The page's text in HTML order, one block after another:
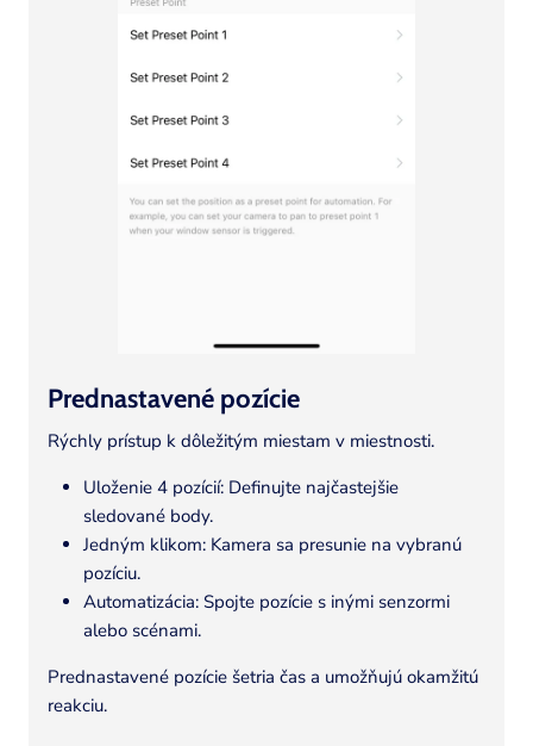
Prednastavené pozície
Rýchly prístup k dôležitým miestam v miestnosti.
Uloženie 4 pozícií: Definujte najčastejšie
sledované body.
Jedným klikom: Kamera sa presunie na vybranú
pozíciu.
Automatizácia: Spojte pozície s inými senzormi
alebo scénami.
Prednastavené pozície šetria čas a umožňujú okamžitú
reakciu.